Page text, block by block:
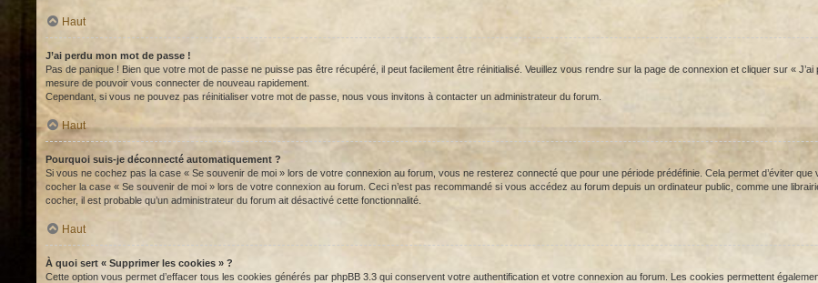
Haut
J’ai perdu mon mot de passe !
Pas de panique ! Bien que votre mot de passe ne puisse pas être récupéré, il peut facilement être réinitialisé. Veuillez vous rendre sur la page de connexion et cliquer sur «
mesure de pouvoir vous connecter de nouveau rapidement.
Cependant, si vous ne pouvez pas réinitialiser votre mot de passe, nous vous invitons à contacter un administrateur du forum.
Haut
Pourquoi suis-je déconnecté automatiquement ?
Si vous ne cochez pas la case « Se souvenir de moi » lors de votre connexion au forum, vous ne resterez connecté que pour une période prédéfinie. Cela permet d’éviter que
cocher la case « Se souvenir de moi » lors de votre connexion au forum. Ceci n’est pas recommandé si vous accédez au forum depuis un ordinateur public, comme une
cocher, il est probable qu’un administrateur du forum ait désactivé cette fonctionnalité.
Haut
À quoi sert « Supprimer les cookies » ?
Cette option vous permet d’effacer tous les cookies générés par phpBB 3.3 qui conservent votre authentification et votre connexion au forum. Les cookies permettent